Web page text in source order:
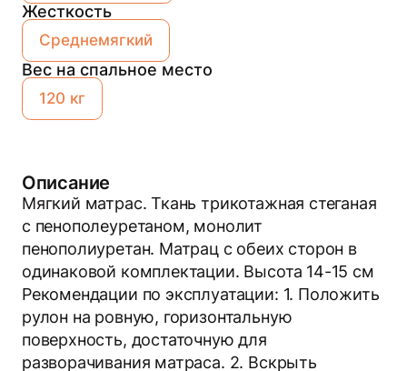
Жесткость
Среднемягкий
Вес на спальное место
120 кг
Описание
Мягкий матрас. Ткань трикотажная стеганая
с пенополеуретаном, монолит
пенополиуретан. Матрац с обеих сторон в
одинаковой комплектации. Высота 14-15 см
Рекомендации по эксплуатации: 1. Положить
рулон на ровную, горизонтальную
поверхность, достаточную для
разворачивания матраса. 2. Вскрыть